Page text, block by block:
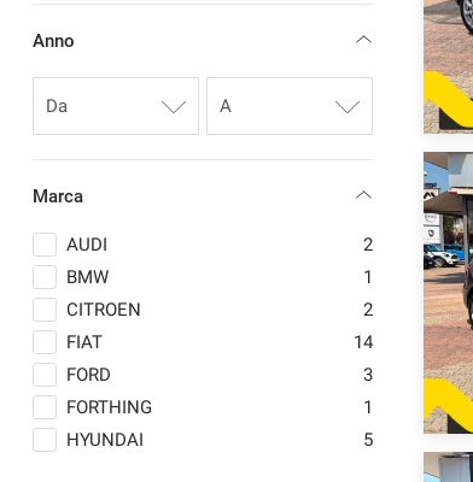
Anno
Marca
AUDI
2
BMW
1
CITROEN
2
FIAT
14
FORD
3
FORTHING
1
HYUNDAI
5